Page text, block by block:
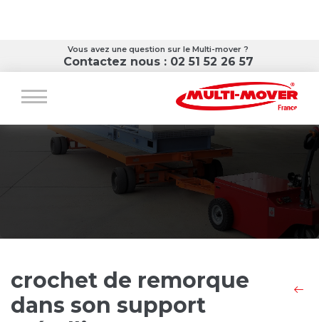
Vous avez une question sur le Multi-mover ?
Contactez nous : 02 51 52 26 57
crochet de remorque
dans son support